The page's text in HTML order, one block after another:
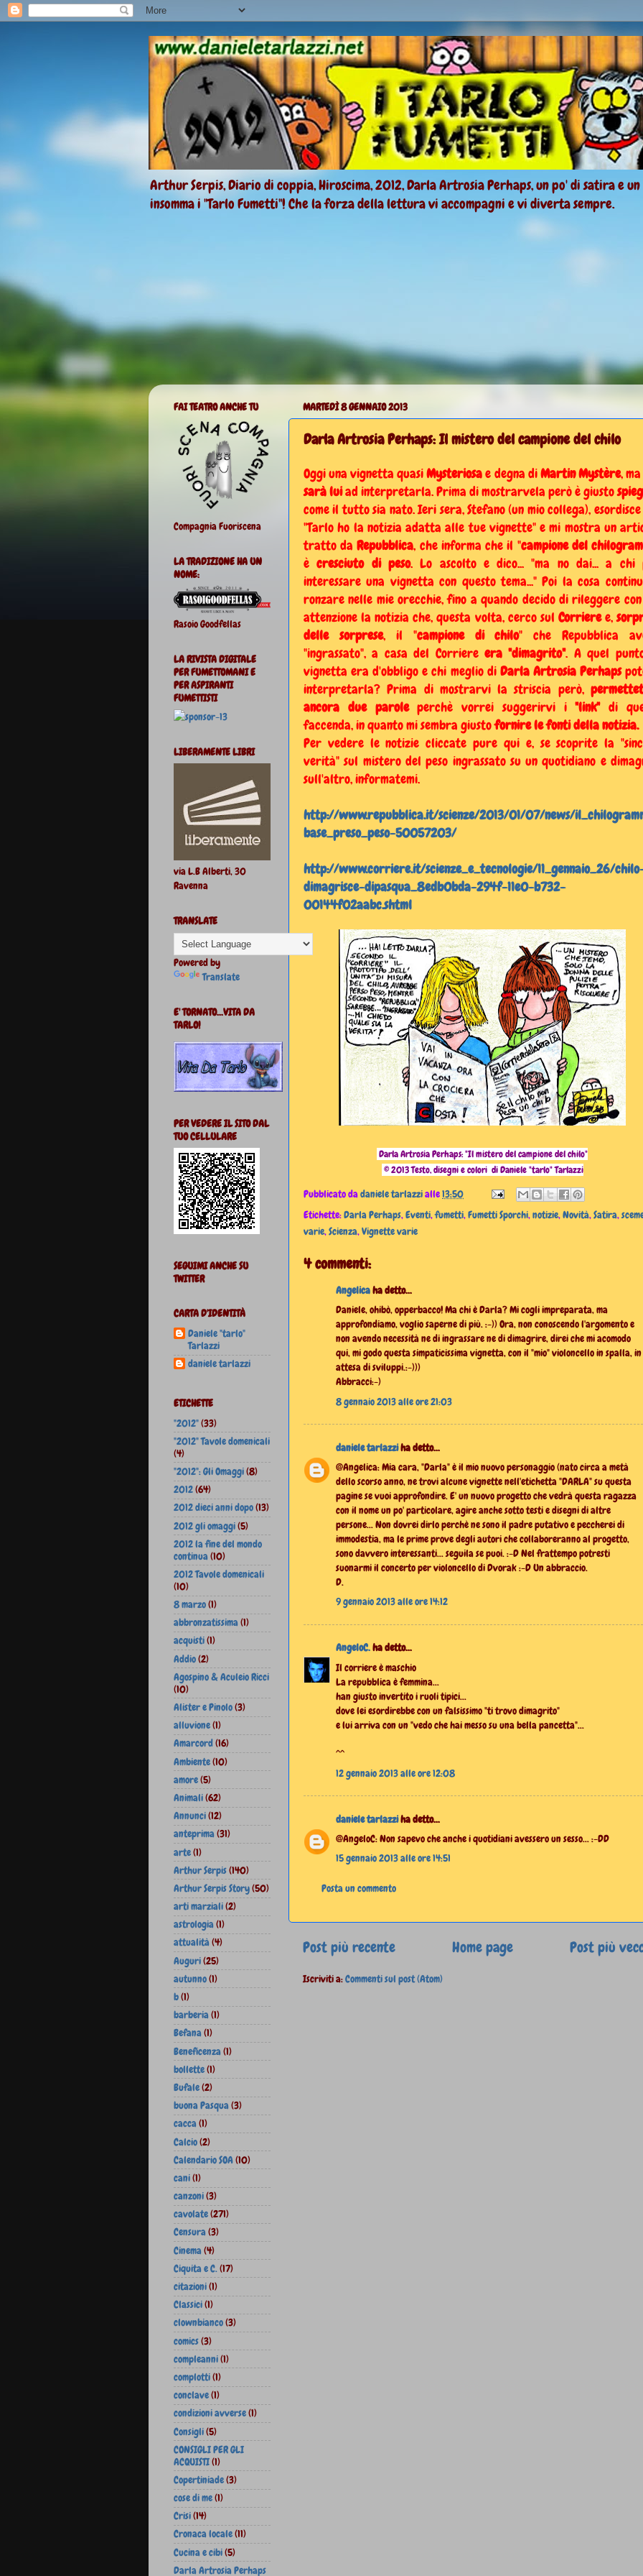
Arthur Serpis, Diario di coppia, Hiroscima, 2012, Darla Artrosia Perhaps, un po' di satira e
insomma i "Tarlo Fumetti"! Che la forza della lettura vi accompagni e vi diverta sempre.
MARTEDÌ 8 GENNAIO 2013
Darla Artrosia Perhaps: Il mistero del campione del chilo
Oggi una vignetta quasiMysteriosae degna diMartin Mystère,
sarà luiad interpretarla. Prima di mostrarvela però è giusto
come il tutto sia nato. Ieri sera, Stefano(un mio collega),
"Tarlo ho la notizia adatta alle tue vignette" e mi mostra un
tratto daRepubblica, che informa che il "campione del
ècresciuto di peso. Lo ascolto e dico... "ma no dai... a chi
interessare una vignetta con questo tema..." Poi la cosa
ronzare nelle mie orecchie, fino a quando decido di rileggere
attenzione la notizia che, questa volta, cerco sul Corrieree,
delle sorprese, il "campione di chilo" che Repubblica
"ingrassato", a casa del Corriere era "dimagrito". A quel
vignetta era d'obbligo e chi meglio di Darla Artrosia Perhaps
interpretarla? Prima di mostrarvi la striscia però,
ancora due paroleperchè vorrei suggerirvi i"link"di
faccenda, in quanto mi sembra giustofornire le fonti della notizia.
Per vedere le notizie cliccate pure qui e, se scoprite la
verità" sul mistero del peso ingrassato su un quotidiano e
sull'altro, informatemi.
http://www.repubblica.it/scienze/2013/01/07/news/
base_preso_peso-50057203/
http://www.corriere.it/scienze_e_tecnologie/11_gennaio_26/
dimagrisce-dipasqua_8edb0bda-294f-11e0-b732-
00144f02aabc.shtml
Darla Artrosia Perhaps:"Il mistero del campione del chilo"
© 2013 Testo, disegni e colori di Daniele "tarlo" Tarlazzi
Pubblicato dadaniele tarlazzialle13:50
Etichette:Darla Perhaps,Eventi,fumetti,Fumetti Sporchi,notizie,Novità,Satira,
varie,Scienza,Vignette varie
4 commenti:
Angelicaha detto...
Daniele, ohibò, opperbacco! Ma chi è Darla? Mi cogli impreparata, ma
approfondiamo, voglio saperne di più. :-)) Ora, non conoscendo l'argomento e
non avendo necessità ne di ingrassare ne di dimagrire, direi che mi acomodo
qui, mi godo questa simpaticissima vignetta, con il "mio" violoncello in spalla, in
attesa di sviluppi.:-)))
Abbracci:-)
8 gennaio 2013 alle ore 21:03
daniele tarlazziha detto...
@Angelica: Mia cara, "Darla" è il mio nuovo personaggio (nato circa a metà
dello scorso anno, ne trovi alcune vignette nell'etichetta "DARLA" su questa
pagine se vuoi approfondire. E' un nuovo progetto che vedrà questa ragazza
con il nome un po' particolare, agire anche sotto testi e disegni di altre
persone... Non dovrei dirlo perchè ne sono il padre putativo e peccherei di
immodestia, ma le prime prove degli autori che collaboreranno al progetto,
sono davvero interessanti... seguila se puoi. :-D Nel frattempo potresti
suonarmi il concerto per violoncello di Dvorak :-D Un abbraccio.
D.
9 gennaio 2013 alle ore 14:12
AngeloC.ha detto...
Il corriere è maschio
La repubblica è femmina...
han giusto invertito i ruoli tipici...
dove lei esordirebbe con un falsissimo "ti trovo dimagrito"
e lui arriva con un "vedo che hai messo su una bella pancetta"...
^^
12 gennaio 2013 alle ore 12:08
daniele tarlazziha detto...
@AngeloC: Non sapevo che anche i quotidiani avessero un sesso... :-DD
15 gennaio 2013 alle ore 14:51
Posta un commento
Post più recente Post più
Home page
Iscriviti a:Commenti sul post (Atom)
FAI TEATRO ANCHE TU
Compagnia Fuoriscena
LA TRADIZIONE HA UN
NOME:
Rasoio Goodfellas
LA RIVISTA DIGITALE
PER FUMETTOMANI E
PER ASPIRANTI
FUMETTISTI
LIBERAMENTE LIBRI
via L.B Alberti, 30
Ravenna
TRANSLATE
Powered by
Translate
E' TORNATO...VITA DA
TARLO!
PER VEDERE IL SITO DAL
TUO CELLULARE
SEGUIMI ANCHE SU
TWITTER
CARTA D'IDENTITÀ
Daniele "tarlo"
Tarlazzi
daniele tarlazzi
ETICHETTE
"2012"(33)
"2012" Tavole domenicali
(4)
"2012": Gli Omaggi(8)
2012(64)
2012 dieci anni dopo(13)
2012 gli omaggi(5)
2012 la fine del mondo
continua(10)
2012 Tavole domenicali
(10)
8 marzo(1)
abbronzatissima(1)
acquisti(1)
Addio(2)
Agospino & Aculeio Ricci
(10)
Alister e Pinolo(3)
alluvione(1)
Amarcord(16)
Ambiente(10)
amore(5)
Animali(62)
Annunci(12)
anteprima(31)
arte(1)
Arthur Serpis(140)
Arthur Serpis Story(50)
arti marziali(2)
astrologia(1)
attualità(4)
Auguri(25)
autunno(1)
b(1)
barberia(1)
Befana(1)
Beneficenza(1)
bollette(1)
Bufale(2)
buona Pasqua(3)
cacca(1)
Calcio(2)
Calendario SOA(10)
cani(1)
canzoni(3)
cavolate(271)
Censura(3)
Cinema(4)
Ciquita e C.(17)
citazioni(1)
Classici(1)
clownbianco(3)
comics(3)
compleanni(1)
complotti(1)
conclave(1)
condizioni avverse(1)
Consigli(5)
CONSIGLI PER GLI
ACQUISTI(1)
Copertiniade(3)
cose di me(1)
Crisi(14)
Cronaca locale(11)
Cucina e cibi(5)
Darla Artrosia Perhaps